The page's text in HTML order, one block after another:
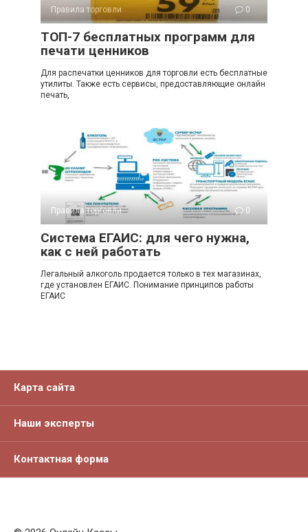
Правила торговли 0
ТОП-7 бесплатных программ для
печати ценников
Для распечатки ценников для торговли есть бесплатные
утилиты. Также есть сервисы, предоставляющие онлайн
печать,
Правила торговли 0
Система ЕГАИС: для чего нужна,
как с ней работать
Легальный алкоголь продается только в тех магазинах,
где установлен ЕГАИС. Понимание принципов работы
ЕГАИС
Карта сайта
Наши эксперты
Контактная форма